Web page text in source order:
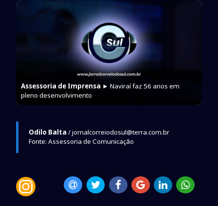
Assessoria de Imprensa ► Naviraí faz 56 anos em
pleno desenvolvimento
Odilo Balta / jornalcorreiodosul@terra.com.br
Fonte: Assessoria de Comunicação